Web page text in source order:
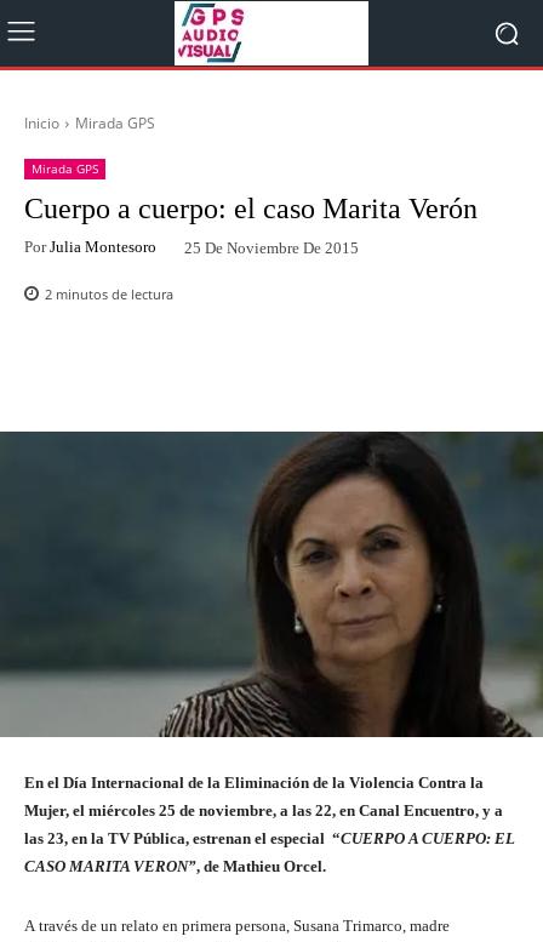
Inicio Mirada GPS
Mirada GPS
Cuerpo a cuerpo: el caso Marita Verón
Por Julia Montesoro 25 De Noviembre De 2015
2 minutos de lectura
En el Día Internacional de la Eliminación de la Violencia Contra la
Mujer, el miércoles 25 de noviembre, a las 22, en Canal Encuentro, y a
las 23, en la TV Pública, estrenan el especial “CUERPO A CUERPO: EL
CASO MARITA VERON”, de Mathieu Orcel.
A través de un relato en primera persona, Susana Trimarco, madre